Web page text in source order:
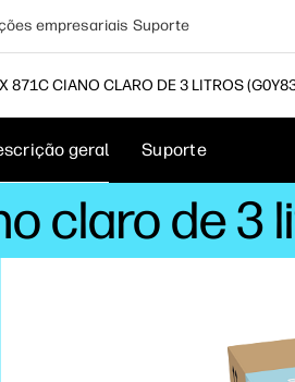
empresariais Suporte
871C CIANO CLARO DE 3 LITROS
geral Suporte
claro de 3